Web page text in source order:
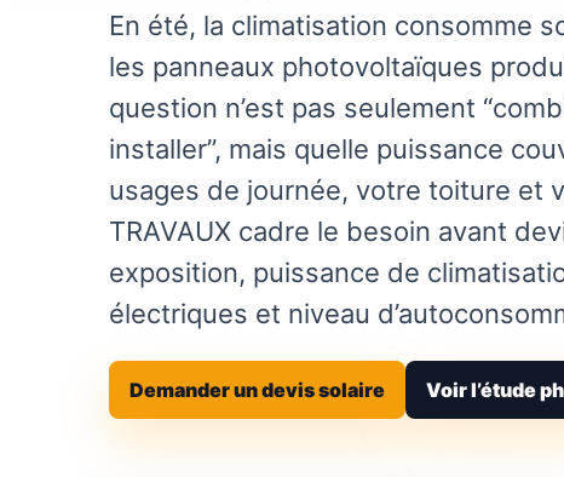
En été, la climatisation consomme
les panneaux photovoltaïques
question n’est pas seulement
installer”, mais quelle puissance
usages de journée, votre toiture et
TRAVAUX cadre le besoin avant
exposition, puissance de
électriques et niveau
Demander un devis solaire Voir l’étude